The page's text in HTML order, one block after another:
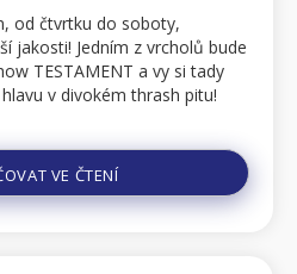
od čtvrtku do soboty,
jakosti! Jedním z vrcholů bude
TESTAMENT a vy si tady
v divokém thrash pitu!
VE ČTENÍ